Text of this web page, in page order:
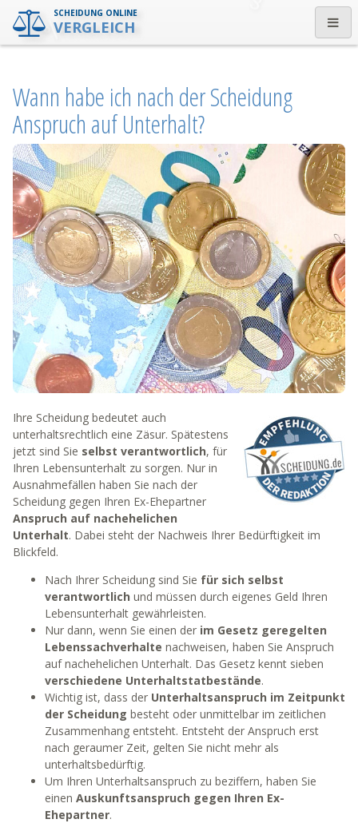
SCHEIDUNG ONLINE
VERGLEICH
Wann habe ich nach der Scheidung
Anspruch auf Unterhalt?
Ihre Scheidung bedeutet auch
unterhaltsrechtlich eine Zäsur. Spätestens
jetzt sind Sie selbst verantwortlich, für
Ihren Lebensunterhalt zu sorgen. Nur in
Ausnahmefällen haben Sie nach der
Scheidung gegen Ihren Ex-Ehepartner
Anspruch auf nachehelichen
Unterhalt. Dabei steht der Nachweis Ihrer Bedürftigkeit im
Blickfeld.
Nach Ihrer Scheidung sind Sie für sich selbst
verantwortlich und müssen durch eigenes Geld Ihren
Lebensunterhalt gewährleisten.
Nur dann, wenn Sie einen der im Gesetz geregelten
Lebenssachverhalte nachweisen, haben Sie Anspruch
auf nachehelichen Unterhalt. Das Gesetz kennt sieben
verschiedene Unterhaltstatbestände.
Wichtig ist, dass der Unterhaltsanspruch im Zeitpunkt
der Scheidung besteht oder unmittelbar im zeitlichen
Zusammenhang entsteht. Entsteht der Anspruch erst
nach geraumer Zeit, gelten Sie nicht mehr als
unterhaltsbedürftig.
Um Ihren Unterhaltsanspruch zu beziffern, haben Sie
einen Auskunftsanspruch gegen Ihren Ex-
Ehepartner.